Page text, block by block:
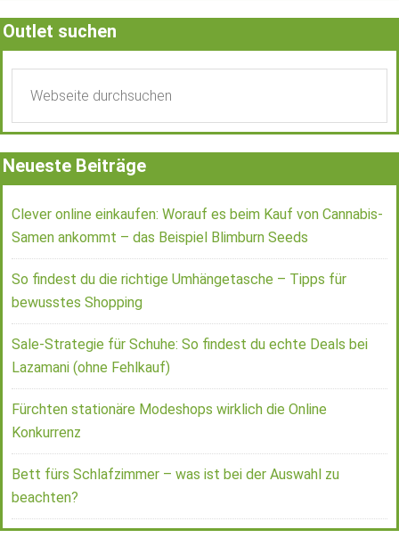
Outlet suchen
Neueste Beiträge
Clever online einkaufen: Worauf es beim Kauf von Cannabis-
Samen ankommt – das Beispiel Blimburn Seeds
So findest du die richtige Umhängetasche – Tipps für
bewusstes Shopping
Sale-Strategie für Schuhe: So findest du echte Deals bei
Lazamani (ohne Fehlkauf)
Fürchten stationäre Modeshops wirklich die Online
Konkurrenz
Bett fürs Schlafzimmer – was ist bei der Auswahl zu
beachten?